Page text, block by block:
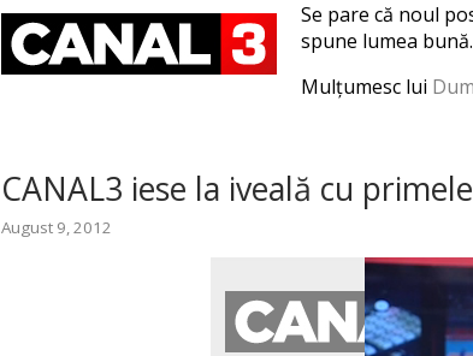
Se pare că noul
spune lumea bună.
Mulțumesc lui
CANAL3 iese la iveală cu
August 9, 2012